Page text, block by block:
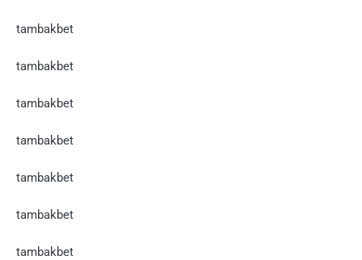
tambakbet
tambakbet
tambakbet
tambakbet
tambakbet
tambakbet
tambakbet